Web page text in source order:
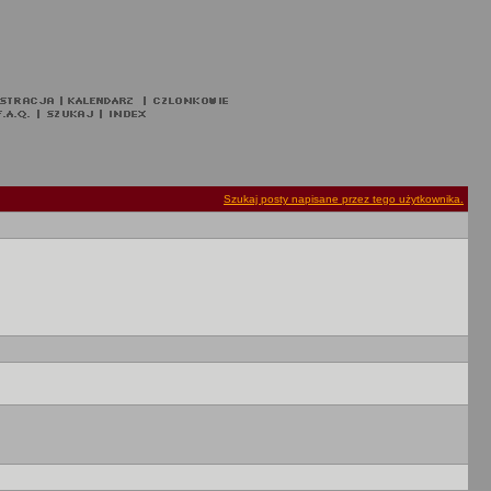
Szukaj posty napisane przez tego użytkownika.